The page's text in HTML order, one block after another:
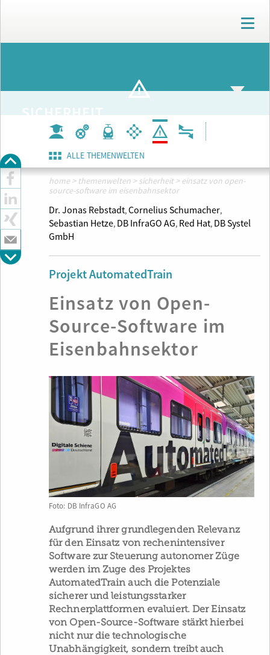
T
o
g
n
v
i
SICHERHEIT
ALLE THEMENWELTEN
home > themenwelten >sicherheit >einsatz von open-
source-software im eisenbahnsektor
Dr. Jonas Rebstadt,Cornelius Schumacher,
Sebastian Hetze, DB InfraGO AG, Red Hat, DB Systel
GmbH
Projekt AutomatedTrain
Einsatz von Open-
Source-Software im
Eisenbahnsektor
Foto: DB InfraGO AG
Aufgrund ihrer grundlegenden Relevanz
für den Einsatz von rechenintensiver
Software zur Steuerung autonomer Züge
werden im Zuge des Projektes
AutomatedTrain auch die Potenziale
sicherer und leistungsstarker
Rechnerplattformen evaluiert. Der Einsatz
von Open-Source-Software stärkt hierbei
nicht nur die technologische
Unabhängigkeit, sondern treibt auch